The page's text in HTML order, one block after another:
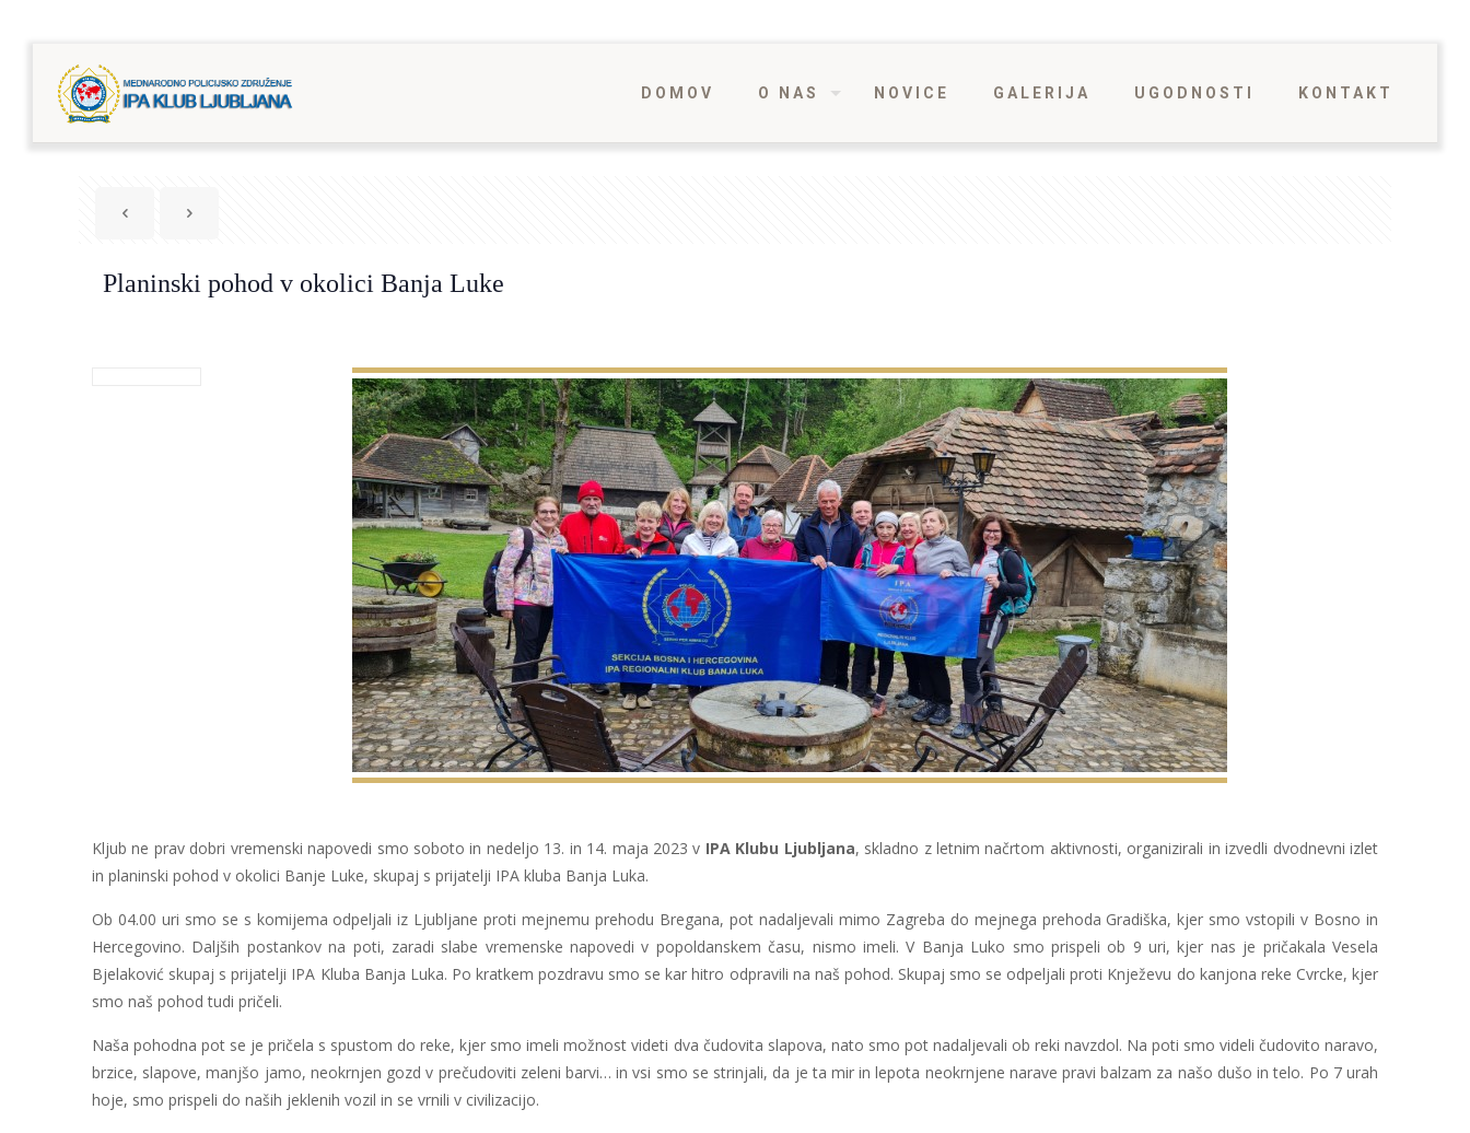
DOMOV O NAS NOVICE GALERIJA UGODNOSTI KONTAKT
Planinski pohod v okolici Banja Luke
Kljub ne prav dobri vremenski napovedi smo soboto in nedeljo 13. in 14. maja 2023 v IPA Klubu Ljubljana, skladno z letnim načrtom aktivnosti, organizirali in izvedli dvodnevni izlet
in planinski pohod v okolici Banje Luke, skupaj s prijatelji IPA kluba Banja Luka.
Ob 04.00 uri smo se s komijema odpeljali iz Ljubljane proti mejnemu prehodu Bregana, pot nadaljevali mimo Zagreba do mejnega prehoda Gradiška, kjer smo vstopili v Bosno in
Hercegovino. Daljših postankov na poti, zaradi slabe vremenske napovedi v popoldanskem času, nismo imeli. V Banja Luko smo prispeli ob 9 uri, kjer nas je pričakala Vesela
Bjelaković skupaj s prijatelji IPA Kluba Banja Luka. Po kratkem pozdravu smo se kar hitro odpravili na naš pohod. Skupaj smo se odpeljali proti Knježevu do kanjona reke Cvrcke, kjer
smo naš pohod tudi pričeli.
Naša pohodna pot se je pričela s spustom do reke, kjer smo imeli možnost videti dva čudovita slapova, nato smo pot nadaljevali ob reki navzdol. Na poti smo videli čudovito naravo,
brzice, slapove, manjšo jamo, neokrnjen gozd v prečudoviti zeleni barvi… in vsi smo se strinjali, da je ta mir in lepota neokrnjene narave pravi balzam za našo dušo in telo. Po 7 urah
hoje, smo prispeli do naših jeklenih vozil in se vrnili v civilizacijo.